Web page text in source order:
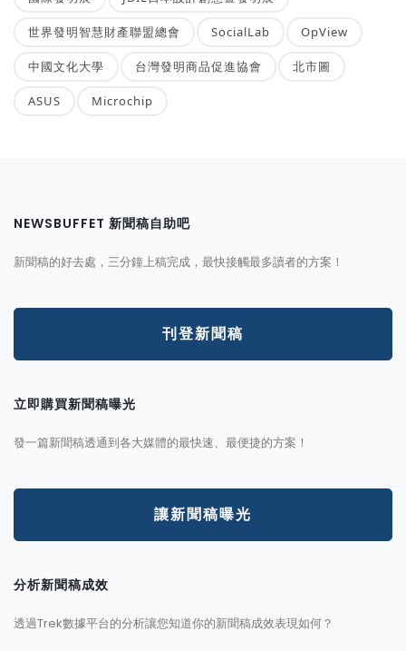
世界發明智慧財產聯盟總會 SocialLab OpView
中國文化大學 台灣發明商品促進協會 北市圖
ASUS Microchip
NEWSBUFFET 新聞稿自助吧
新聞稿的好去處，三分鐘上稿完成，最快接觸最多讀者的方案！
刊登新聞稿
立即購買新聞稿曝光
發一篇新聞稿透通到各大媒體的最快速、最便捷的方案！
讓新聞稿曝光
分析新聞稿成效
透過Trek數據平台的分析讓您知道你的新聞稿成效表現如何？